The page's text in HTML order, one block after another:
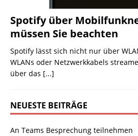
Spotify über
müssen Sie beachten
Spotify lässt sich nicht nur über
WLANs oder Netzwerkkabels
über das [...]
NEUESTE BEITRÄGE
An Teams Besprechung teilnehmen